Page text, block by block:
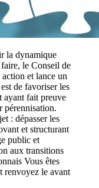
la dynamique
le Conseil de
et lance un
de favoriser les
ayant fait preuve
pérennisation.
: dépasser les
et structurant
public et
aux transitions
Vous êtes
renvoyez le avant